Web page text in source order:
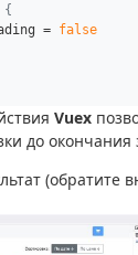
{
= false
Vuex
до окончания
(обратите